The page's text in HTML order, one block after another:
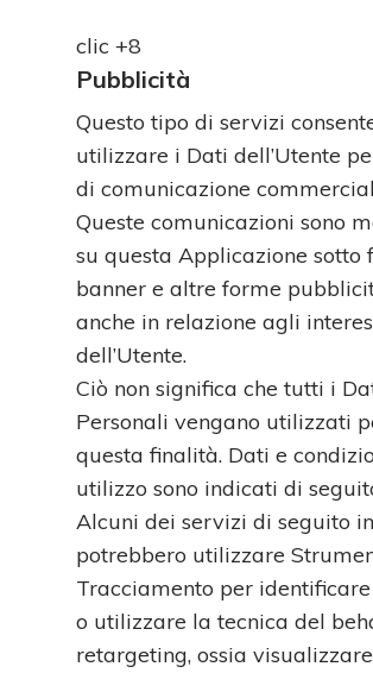
trattamento:
Dati
Personali
trattati:
clic +8
Pubblicità
Questo tipo di servizi
utilizzare i Dati dell’Utente
di comunicazione
Queste comunicazioni sono
su questa Applicazione sotto
banner e altre forme
anche in relazione agli
dell’Utente.
Ciò non significa che tutti i
Personali vengano utilizzati
questa finalità. Dati e
utilizzo sono indicati di
Alcuni dei servizi di seguito
potrebbero utilizzare
Tracciamento per identificare
o utilizzare la tecnica del
retargeting, ossia visualizzare